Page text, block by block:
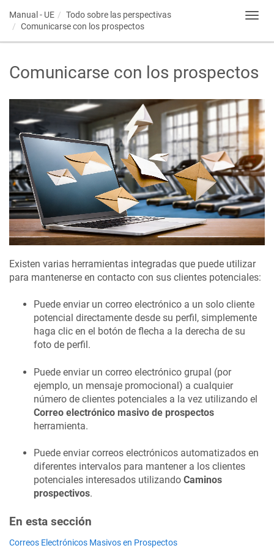
Manual - UE
Todo sobre las perspectivas
Comunicarse con los prospectos
Comunicarse con los prospectos
Existen varias herramientas integradas que puede utilizar
para mantenerse en contacto con sus clientes potenciales:
Puede enviar un correo electrónico a un solo cliente
potencial directamente desde su perfil, simplemente
haga clic en el botón de flecha a la derecha de su
foto de perfil.
Puede enviar un correo electrónico grupal (por
ejemplo, un mensaje promocional) a cualquier
número de clientes potenciales a la vez utilizando el
Correo electrónico masivo de prospectos
herramienta.
Puede enviar correos electrónicos automatizados en
diferentes intervalos para mantener a los clientes
potenciales interesados utilizando Caminos
prospectivos.
En esta sección
Correos Electrónicos Masivos en Prospectos